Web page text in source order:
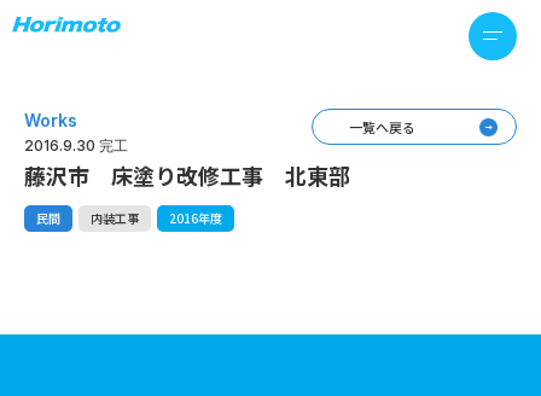
Works
2016.9.30 完工
藤沢市 床塗り改修工事 北東部
民間 内装工事 2016年度
一覧へ戻る